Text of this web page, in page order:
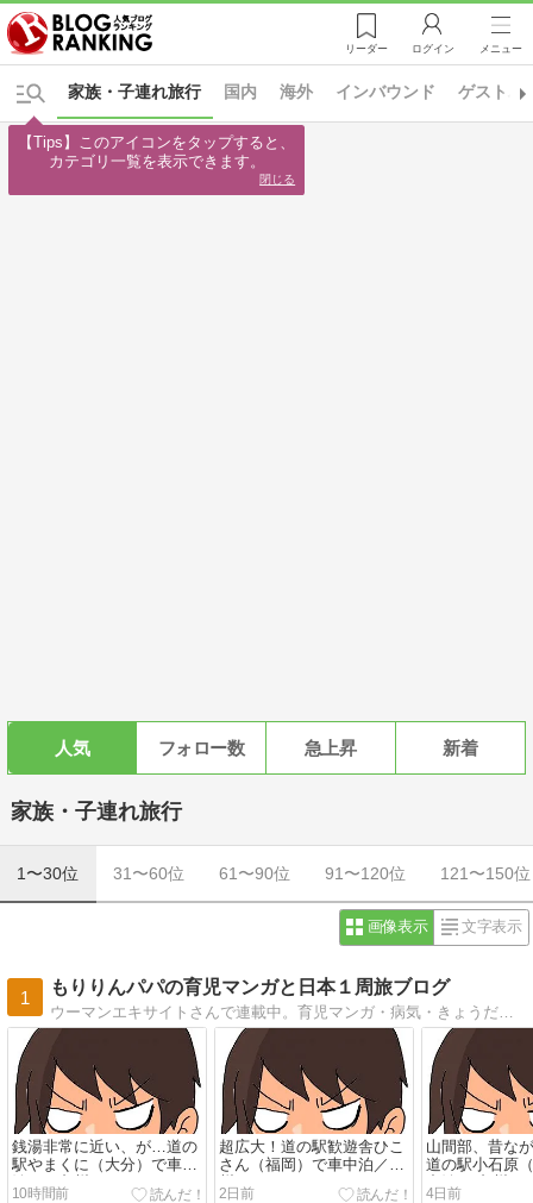
リーダー ログイン メニュー
国内 海外 インバウンド ゲストハ
家族・子連れ旅行
人気 フォロー数 急上昇 新着
家族・子連れ旅行
1〜30位 31〜60位 61〜90位 91〜120位 121〜150位
画像表示 文字表示
1
もりりんパパの育児マンガと日本１周旅ブログ
ウーマンエキサイトさんで連載中。育児マンガ・病気・きょうだい児・車中泊・日本1周など毎日更新中です。
銭湯非常に近い、が…道の
駅やまくに（大分）で車中
泊！／九州
10時間前
超広大！道の駅歓遊舎ひこ
さん（福岡）で車中泊／九
2日前
山間部、昔な
道の駅小石原
中泊！/九州
4日前
【Tips】このアイコンをタップすると、
カテゴリ一覧を表示できます。
閉じる